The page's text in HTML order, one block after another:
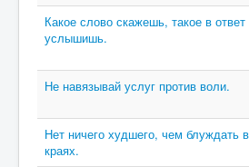
Какое слово скажешь, такое в ответ
услышишь.
Не навязывай услуг против воли.
Нет ничего худшего, чем блуждать
краях.